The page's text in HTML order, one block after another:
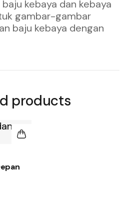
kebaya dan kebaya
gambar-gambar
baju kebaya dengan
products